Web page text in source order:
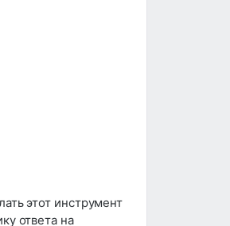
этот инструмент
ответа на